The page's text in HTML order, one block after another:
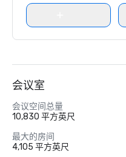
会议室
会议空间总量
10,830 平方英尺
最大的房间
4,105 平方英尺